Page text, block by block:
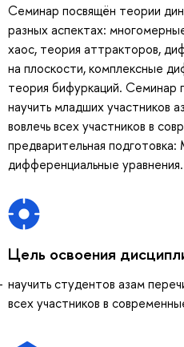
Семинар посвящён теории
разных аспектах:
хаос, теория аттракторов,
на плоскости, комплексные
теория бифуркаций. Семинар
научить младших участников
вовлечь всех участников в
предварительная
дифференциальные уравнения.
Цель освоения
научить студентов азам
всех участников в